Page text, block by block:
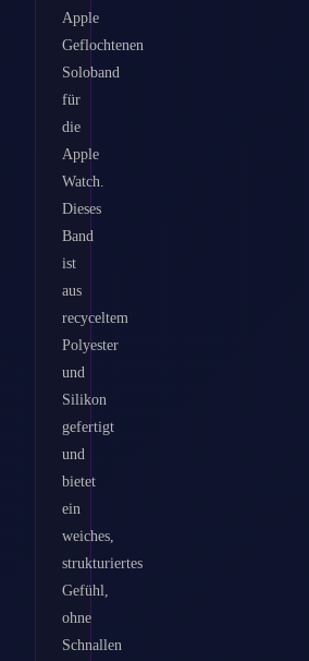
Apple
Geflochtenen
Soloband
für
die
Apple
Watch.
Dieses
Band
ist
aus
recyceltem
Polyester
und
Silikon
gefertigt
und
bietet
ein
weiches,
strukturiertes
Gefühl,
ohne
Schnallen